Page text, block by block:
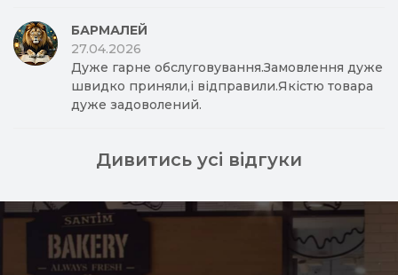
БАРМАЛЕЙ
27.04.2026
Дуже гарне обслуговування.Замовлення дуже
швидко приняли,і відправили.Якістю товара
дуже задоволений.
Дивитись усі відгуки